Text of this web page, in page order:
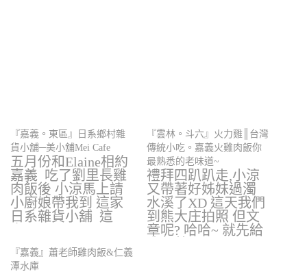
『嘉義。東區』日系鄉村雜
貨小舖─美小舖Mei Cafe
五月份和Elaine相約
嘉義 吃了劉里長雞
肉飯後 小涼馬上請
小廚娘帶我到 這家
日系雜貨小舖 這
『雲林。斗六』火力雞║台灣
傳統小吃。嘉義火雞肉飯你
最熟悉的老味道~
禮拜四趴趴走,小涼
又帶著好姊妹過濁
水溪了XD 這天我們
到熊大庄拍照 但文
章呢? 哈哈~ 就先給
『嘉義』蕭老師雞肉飯&仁義
潭水庫